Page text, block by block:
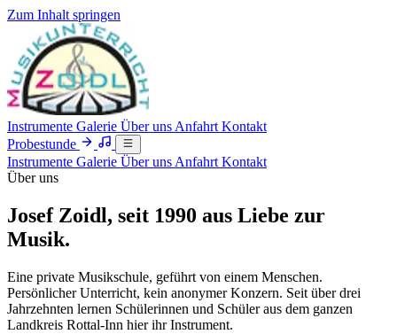
Zum Inhalt springen
Instrumente Galerie Über uns Anfahrt Kontakt
Probestunde
Instrumente Galerie Über uns Anfahrt Kontakt
Über uns
Josef Zoidl, seit 1990 aus Liebe zur
Musik.
Eine private Musikschule, geführt von einem Menschen.
Persönlicher Unterricht, kein anonymer Konzern. Seit über drei
Jahrzehnten lernen Schülerinnen und Schüler aus dem ganzen
Landkreis Rottal-Inn hier ihr Instrument.